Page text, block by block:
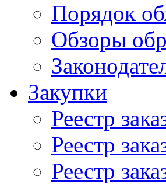
Порядок
Обзоры
Закупки
Реестр
Реестр
Реестр